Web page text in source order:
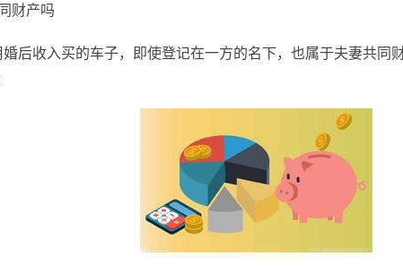
财产吗
婚后收入买的车子，即使登记在一方的名下，也属于夫妻共同